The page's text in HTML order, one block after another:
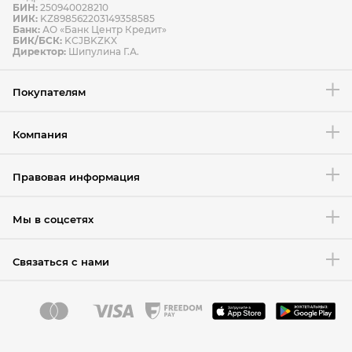
Условия возврата товара
БИН: 250940028210
ИИК: KZ898562203149358585
Банк: АО «Банк Центр Кредит»
БИК/БСК: KCJBKZKX
Директор: Шипулина Г.А.
Покупателям
Компания
Правовая информация
Мы в соцсетях
Связаться с нами